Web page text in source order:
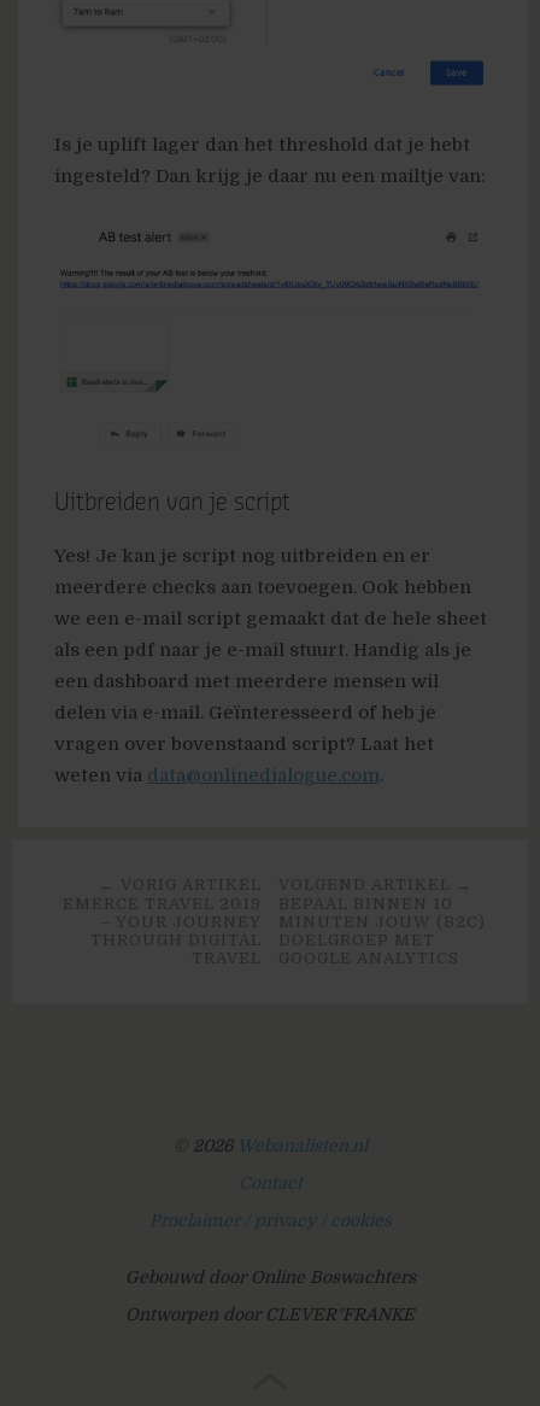
Is je uplift lager dan het threshold dat je hebt
ingesteld? Dan krijg je daar nu een mailtje van:
Uitbreiden van je script
Yes! Je kan je script nog uitbreiden en er
meerdere checks aan toevoegen. Ook hebben
we een e-mail script gemaakt dat de hele sheet
als een pdf naar je e-mail stuurt. Handig als je
een dashboard met meerdere mensen wil
delen via e-mail. Geïnteresseerd of heb je
vragen over bovenstaand script? Laat het
weten via data@onlinedialogue.com.
VOLGEND ARTIKEL →
BEPAAL BINNEN 10
MINUTEN JOUW (B2C)
DOELGROEP MET
GOOGLE ANALYTICS
← VORIG ARTIKEL
EMERCE TRAVEL 2019
– YOUR JOURNEY
THROUGH DIGITAL
TRAVEL
© 2026 Webanalisten.nl
Contact
Proclaimer / privacy / cookies
Gebouwd door Online Boswachters
Ontworpen door CLEVER°FRANKE